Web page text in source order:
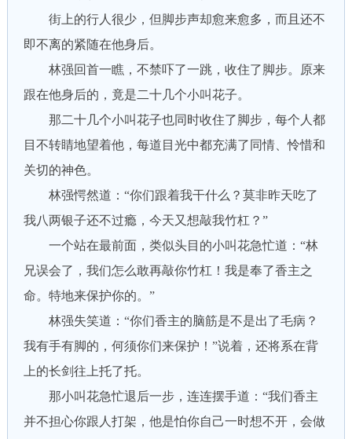
街上的行人很少，但脚步声却愈来愈多，而且还不
即不离的紧随在他身后。
林强回首一瞧，不禁吓了一跳，收住了脚步。原来
跟在他身后的，竟是二十几个小叫花子。
那二十几个小叫花子也同时收住了脚步，每个人都
目不转睛地望着他，每道目光中都充满了同情、怜惜和
关切的神色。
林强愕然道：“你们跟着我干什么？莫非昨天吃了
我八两银子还不过瘾，今天又想敲我竹杠？”
一个站在最前面，类似头目的小叫花急忙道：“林
兄误会了，我们怎么敢再敲你竹杠！我是奉了香主之
命。特地来保护你的。”
林强失笑道：“你们香主的脑筋是不是出了毛病？
我有手有脚的，何须你们来保护！”说着，还将系在背
上的长剑往上托了托。
那小叫花急忙退后一步，连连摆手道：“我们香主
并不担心你跟人打架，他是怕你自己一时想不开，会做